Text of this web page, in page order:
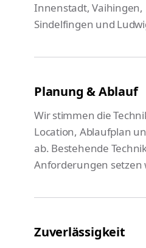
Innenstadt, Vaihingen,
Sindelfingen und
Planung & Ablauf
Wir stimmen die
Location, Ablaufplan
ab. Bestehende
Anforderungen setzen
Zuverlässigkeit